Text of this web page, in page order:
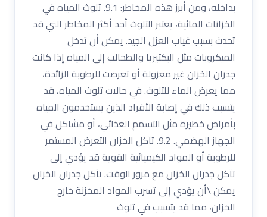
بداخله، ومن أبرز هذه المخاطر: 9.1. تلوث المياه في
الخزانات المائية، يعتبر التلوث أحد أكثر المخاطر التي قد
تحدث بسبب غياب العزل الجيد. يمكن أن تدخل
الميكروبات مثل البكتيريا والطحالب إلى المياه إذا كانت
جدران الخزان غير معزولة أو تعرضت للرطوبة الزائدة،
مما يعرض الماء للتلوث. في حالات تلوث المياه، قد
يتسبب ذلك في إصابة الأفراد الذين يستخدمون المياه
بأمراض خطيرة مثل التسمم الغذائي، أو مشاكل في
الجهاز الهضمي. 9.2. تآكل الخزان التعرض المستمر
للرطوبة أو المواد الكيميائية القوية قد يؤدي إلى
تآكل جدران الخزان مع مرور الوقت. تآكل جدران الخزان
يمكن \أن يؤدي إلى تسرب المواد المخزنة خارج
الخزان، مما قد يتسبب في تلوث